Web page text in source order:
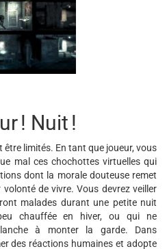
! Nuit !
être limités. En tant que joueur, vous
mal ces chochottes virtuelles qui
dont la morale douteuse remet
de vivre. Vous devrez veiller
malades durant une petite nuit
chauffée en hiver, ou qui ne
à monter la garde. Dans
des réactions humaines et adopte